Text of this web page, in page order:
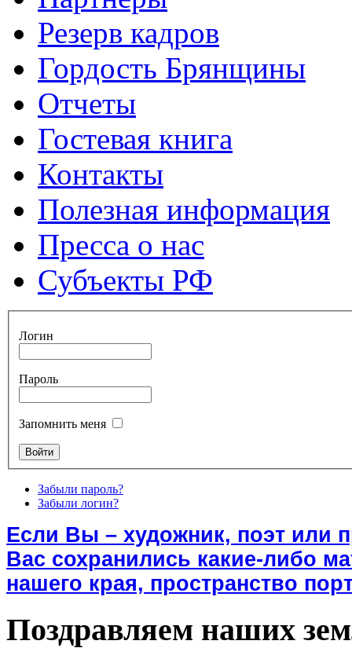
Резерв кадров
Гордость Брянщины
Отчеты
Гостевая книга
Контакты
Полезная информация
Пресса о нас
Субъекты РФ
Логин
Пароль
Запомнить меня
Забыли пароль?
Забыли логин?
Если Вы – художник, поэт или
Вас сохранились какие-либо
нашего края, пространство
Поздравляем наших